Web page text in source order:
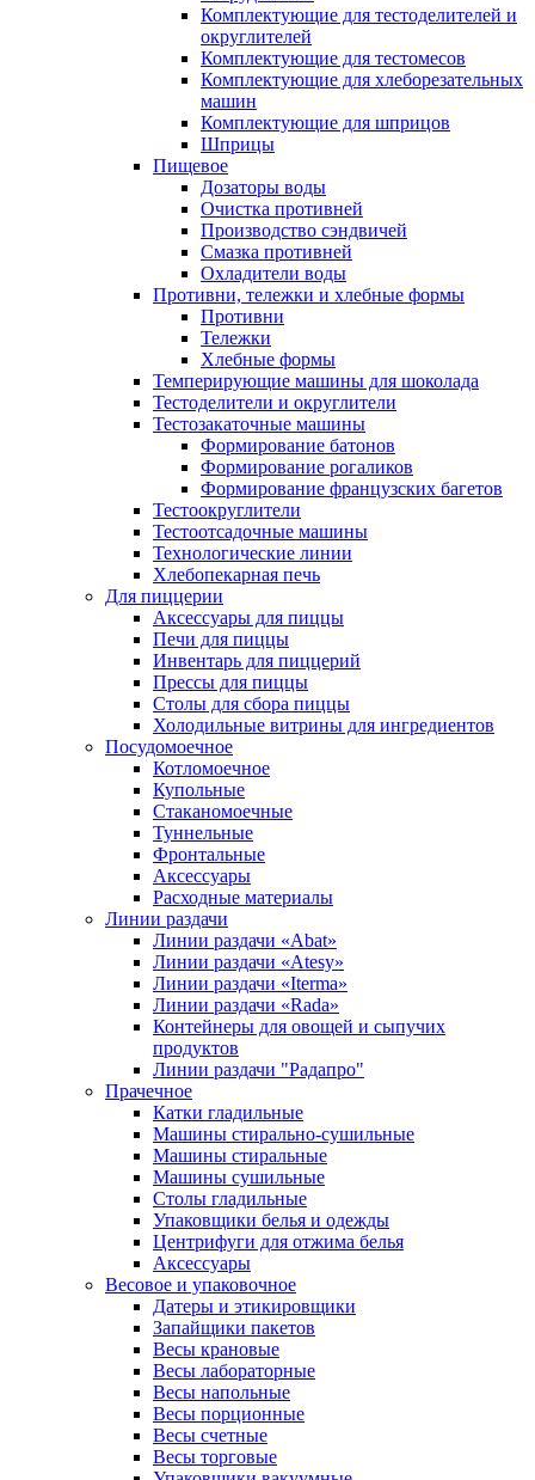
Комплектующие для тестоделителей и
округлителей
Комплектующие для тестомесов
Комплектующие для хлеборезательных
машин
Комплектующие для шприцов
Шприцы
Пищевое
Дозаторы воды
Очистка противней
Производство сэндвичей
Смазка противней
Охладители воды
Противни, тележки и хлебные формы
Противни
Тележки
Хлебные формы
Темперирующие машины для шоколада
Тестоделители и округлители
Тестозакаточные машины
Формирование батонов
Формирование рогаликов
Формирование французских багетов
Тестоокруглители
Тестоотсадочные машины
Технологические линии
Хлебопекарная печь
Для пиццерии
Аксессуары для пиццы
Печи для пиццы
Инвентарь для пиццерий
Прессы для пиццы
Столы для сбора пиццы
Холодильные витрины для ингредиентов
Посудомоечное
Котломоечное
Купольные
Стаканомоечные
Туннельные
Фронтальные
Аксессуары
Расходные материалы
Линии раздачи
Линии раздачи «Abat»
Линии раздачи «Atesy»
Линии раздачи «Iterma»
Линии раздачи «Rada»
Контейнеры для овощей и сыпучих
продуктов
Линии раздачи "Радапро"
Прачечное
Катки гладильные
Машины стирально-сушильные
Машины стиральные
Машины сушильные
Столы гладильные
Упаковщики белья и одежды
Центрифуги для отжима белья
Аксессуары
Весовое и упаковочное
Датеры и этикировщики
Запайщики пакетов
Весы крановые
Весы лабораторные
Весы напольные
Весы порционные
Весы счетные
Весы торговые